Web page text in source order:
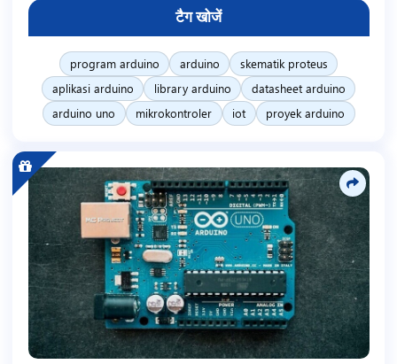
टैग खोजें
program arduino arduino
skematik proteus
aplikasi arduino
library arduino
datasheet arduino
arduino uno
mikrokontroler iot proyek arduino